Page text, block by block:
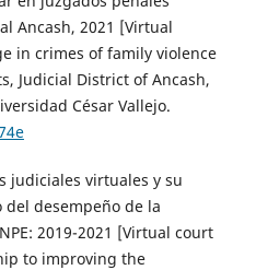
Ancash, 2021 [Virtual
in crimes of family violence
Judicial District of Ancash,
César Vallejo.
judiciales virtuales y su
desempeño de la
2019-2021 [Virtual court
to improving the